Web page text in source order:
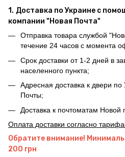
1. Доставка по Украине с
компании "Новая Почта"
Отправка товара службой
течение 24 часов с момента
Срок доставки от 1-2 дней в
населенного пункта;
Адресная доставка к двери
Почты;
Доставка к почтоматам Новой
Оплата доставки согласно
Обратите внимание!
200 грн